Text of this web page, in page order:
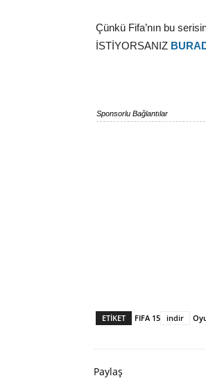
Çünkü Fifa’nın bu
İSTİYORSANIZ
Sponsorlu Bağlantılar
ETIKET FIFA 15 indir
Paylaş